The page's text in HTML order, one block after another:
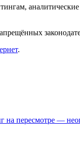
.
пересмотре —